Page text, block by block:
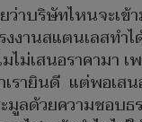
ยว่าบริษัทไหนจะเข้
งงานสแตนเลสทำ
ไม่เสนอราคามา เ
รายินดี แต่พอเสน
มูลด้วยความชอบ